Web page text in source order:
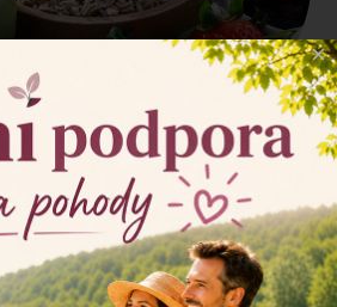
zahrnuje zdravé a
je lepší zdroj vitamínů,
dalších důležitých živin z
×